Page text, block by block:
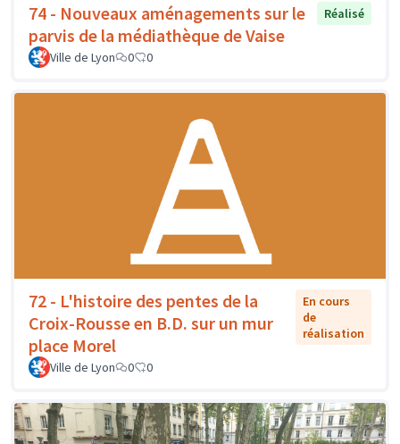
74 - Nouveaux aménagements sur le
parvis de la médiathèque de Vaise
Réalisé
Ville de Lyon 0 0
72 - L'histoire des pentes de la
Croix-Rousse en B.D. sur un mur
place Morel
En cours
de
réalisation
Ville de Lyon 0 0